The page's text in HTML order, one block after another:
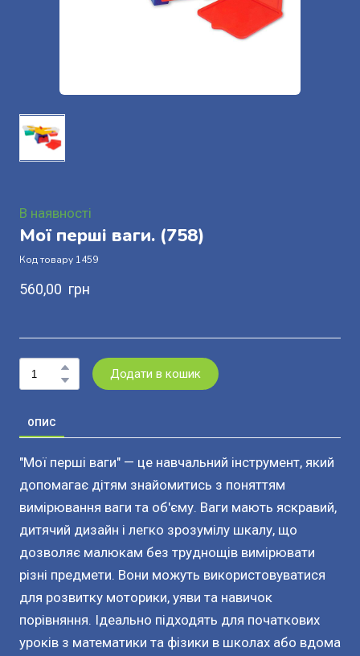
В наявності
Мої перші ваги. (758)
Код товару 1459
560,00  грн
Додати в кошик
ОПИС
"Мої перші ваги" — це навчальний інструмент, який
допомагає дітям знайомитись з поняттям
вимірювання ваги та об'єму. Ваги мають яскравий,
дитячий дизайн і легко зрозумілу шкалу, що
дозволяє малюкам без труднощів вимірювати
різні предмети. Вони можуть використовуватися
для розвитку моторики, уяви та навичок
порівняння. Ідеально підходять для початкових
уроків з математики та фізики в школах або вдома